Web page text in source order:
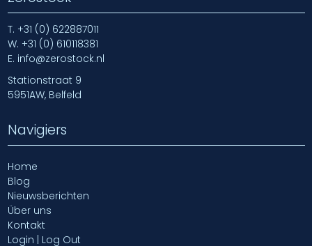
T. +31 (0) 622887011
W. +31 (0) 610118381
E. info@zerostock.nl
Stationstraat 9
5951AW, Belfeld
Navigiers
Home
Blog
Nieuwsberichten
Über uns
Kontakt
Login | Log Out